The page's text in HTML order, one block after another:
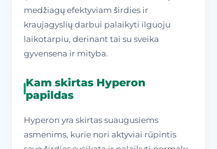
medžiagų efektyviam širdies ir
kraujagyslių darbui palaikyti ilguoju
laikotarpiu, derinant tai su sveika
gyvensena ir mityba.
Kam skirtas Hyperon
papildas
Hyperon yra skirtas suaugusiems
asmenims, kurie nori aktyviai rūpintis